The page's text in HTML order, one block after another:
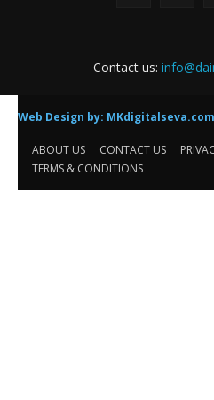
Contact us:
Web Design by: MKdigitalseva.com
ABOUT US CONTACT US
TERMS & CONDITIONS